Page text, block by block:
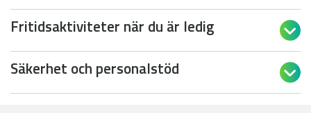
Fritidsaktiviteter när du är ledig 
Säkerhet och personalstöd 